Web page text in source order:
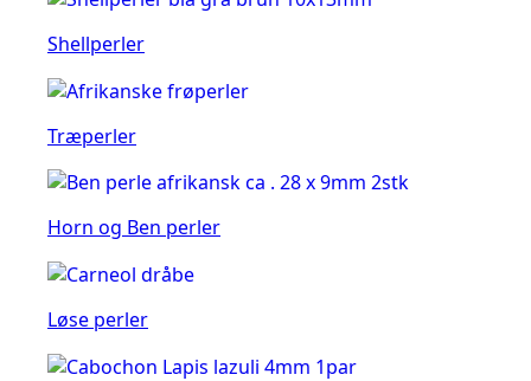
Shellperler
Træperler
Horn og Ben perler
Løse perler